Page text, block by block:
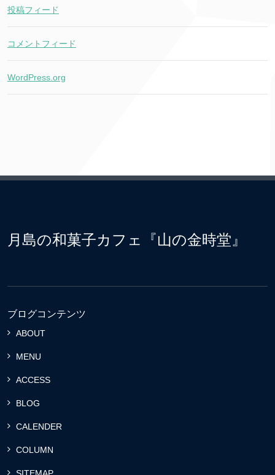
投稿フィード
コメントフィード
WordPress.org
月島の和菓子カフェ『山の金時堂』
ブログコンテンツ
ABOUT
MENU
ACCESS
BLOG
CALENDER
COLUMN